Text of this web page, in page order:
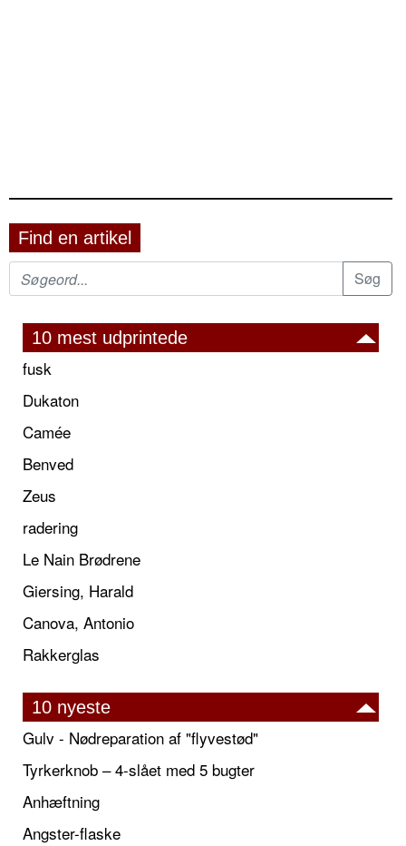
Find en artikel
10 mest udprintede
fusk
Dukaton
Camée
Benved
Zeus
radering
Le Nain Brødrene
Giersing, Harald
Canova, Antonio
Rakkerglas
10 nyeste
Gulv - Nødreparation af "flyvestød"
Tyrkerknob – 4-slået med 5 bugter
Anhæftning
Angster-flaske